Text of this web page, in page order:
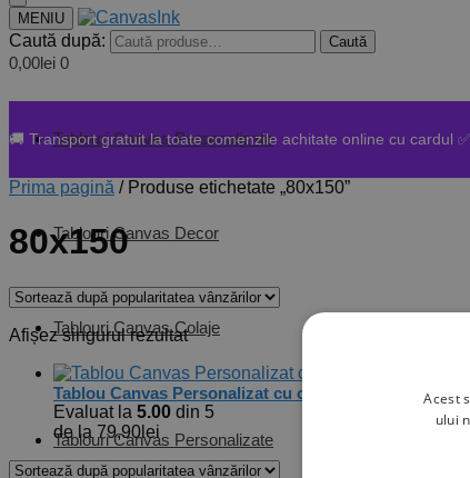
MENIU
Caută după: Caută
0,00lei 0
Tablouri Canvas Personalizate
Tablouri Canvas Decor
Tablouri Canvas Colaje
Tablouri Canvas Personalizate
🚚 Transport gratuit la toate comenzile achitate online cu cardul ✅
Prima pagină / Produse etichetate „80x150”
80x150
Afișez singurul rezultat
Tablou Canvas Personalizat cu o poză Landscape –
Evaluat la 5.00 din 5
de la 79,90 lei
Acest
ului